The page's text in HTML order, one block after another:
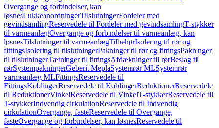
Overgange og forbindelser, kan
løsnesLukkeanordningerTilslutningerFordeler med
gevindsamlingReservedele til Fordeler med gevindsamlingT-stykker
til varmeanlægOvergange og forbindelser til varmeanlæg, kan
løsnesTilslutninger til varmeanlægTilbehørIsolering til rør og
fittingsIsolering til tilslutningerPakninger til rør og fittingsPakninger
til tilslutningerTætninger til fittingsAfdækninger til rørBeslag til
rørSystempakningerGeberit MeplaSystemrør MLSystemrør
varmeanlæg MLFittingsReservedele til
FittingsKoblingerReservedele til KoblingerReduktionerReservedele
til ReduktionerVinkelReservedele til VinkelT-stykkerReservedele til
T-stykkerIndvendig cirkulationReservedele til Indvendig
cirkulationOvergange, fasteReservedele til Overgange,
fasteOvergange og forbindelser, kan løsnesReservedele til